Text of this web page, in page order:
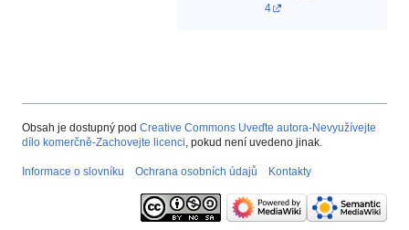
4
Obsah je dostupný pod Creative Commons Uveďte autora-Nevyužívejte
dílo komerčně-Zachovejte licenci, pokud není uvedeno jinak.
Informace o slovníku Ochrana osobních údajů Kontakty